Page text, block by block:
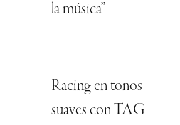
la música”
Racing en tonos
suaves con TAG